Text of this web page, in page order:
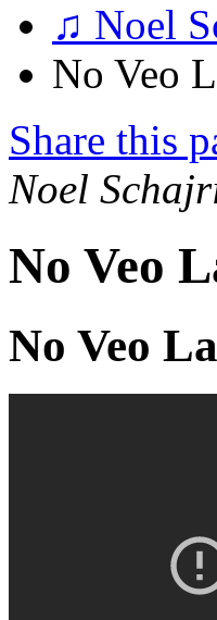
♫ Noel
No Veo
Share this
Noel
No Veo
No Veo